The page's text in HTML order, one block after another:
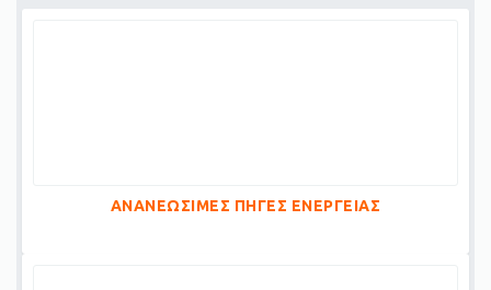
ΑΝΑΝΕΩΣΙΜΕΣ ΠΗΓΕΣ ΕΝΕΡΓΕΙΑΣ